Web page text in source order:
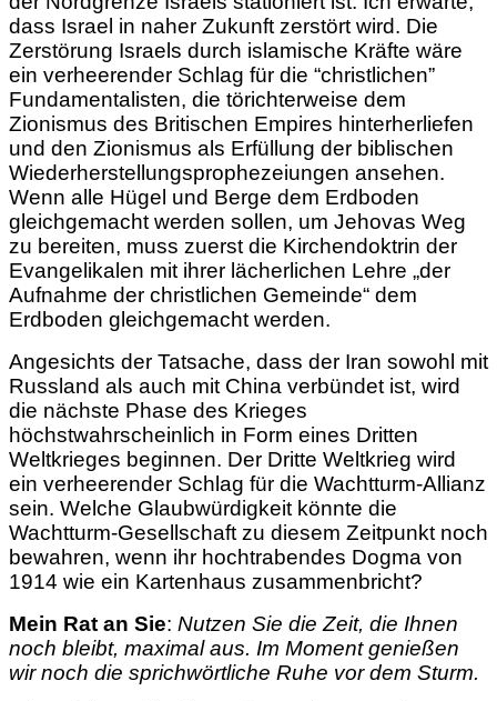
dass Israel in naher Zukunft zerstört wird. Die
Zerstörung Israels durch islamische Kräfte wäre
ein verheerender Schlag für die “christlichen”
Fundamentalisten, die törichterweise dem
Zionismus des Britischen Empires hinterherliefen
und den Zionismus als Erfüllung der biblischen
Wiederherstellungsprophezeiungen ansehen.
Wenn alle Hügel und Berge dem Erdboden
gleichgemacht werden sollen, um Jehovas Weg
zu bereiten, muss zuerst die Kirchendoktrin der
Evangelikalen mit ihrer lächerlichen Lehre „der
Aufnahme der christlichen Gemeinde“ dem
Erdboden gleichgemacht werden.
Angesichts der Tatsache, dass der Iran sowohl mit
Russland als auch mit China verbündet ist, wird
die nächste Phase des Krieges
höchstwahrscheinlich in Form eines Dritten
Weltkrieges beginnen. Der Dritte Weltkrieg wird
ein verheerender Schlag für die Wachtturm-Allianz
sein. Welche Glaubwürdigkeit könnte die
Wachtturm-Gesellschaft zu diesem Zeitpunkt noch
bewahren, wenn ihr hochtrabendes Dogma von
1914 wie ein Kartenhaus zusammenbricht?
Mein Rat an Sie: Nutzen Sie die Zeit, die Ihnen
noch bleibt, maximal aus. Im Moment genießen
wir noch die sprichwörtliche Ruhe vor dem Sturm.